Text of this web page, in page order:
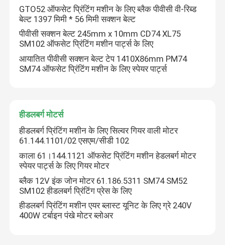
GTO52 ऑफसेट प्रिंटिंग मशीन के लिए ब्लैक पीवीसी वी-रिब्ड
बेल्ट 1397 मिमी * 56 मिमी सक्शन बेल्ट
पीवीसी सक्शन बेल्ट 245mm x 10mm CD74 XL75
SM102 ऑफसेट प्रिंटिंग मशीन पार्ट्स के लिए
आयातित पीवीसी सक्शन बेल्ट टेप 1410X86mm PM74
SM74 ऑफसेट प्रिंटिंग मशीन के लिए स्पेयर पार्ट्स
हीडलबर्ग मोटर्स
हीडलबर्ग प्रिंटिंग मशीन के लिए सिल्वर गियर वाली मोटर
61.144.1101/02 एसएम/सीडी 102
काला 61।144.1121 ऑफसेट प्रिंटिंग मशीन हेडलबर्ग मोटर
स्पेयर पार्ट्स के लिए गियर मोटर
ब्लैक 12V इंक जोन मोटर 61.186.5311 SM74 SM52
SM102 हीडलबर्ग प्रिंटिंग प्रेस के लिए
हीडलबर्ग प्रिंटिंग मशीन एयर ब्लास्ट यूनिट के लिए ग्रे 240V
400W टर्बाइन पंखे मोटर ब्लोअर